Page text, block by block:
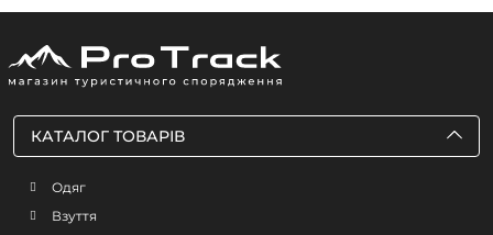
КАТАЛОГ ТОВАРІВ
Одяг
Взуття